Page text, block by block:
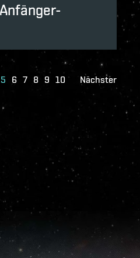
5 6 7 8 9 10 Nächster